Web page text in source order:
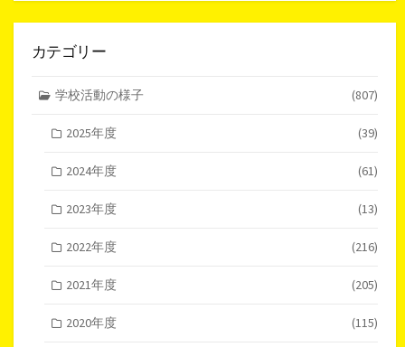
カテゴリー
学校活動の様子 (807)
2025年度 (39)
2024年度 (61)
2023年度 (13)
2022年度 (216)
2021年度 (205)
2020年度 (115)